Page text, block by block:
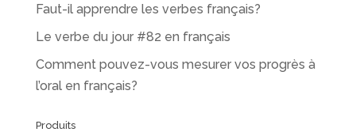
Faut-il apprendre les verbes français?
Le verbe du jour #82 en français
Comment pouvez-vous mesurer vos progrès à
l’oral en français?
Produits